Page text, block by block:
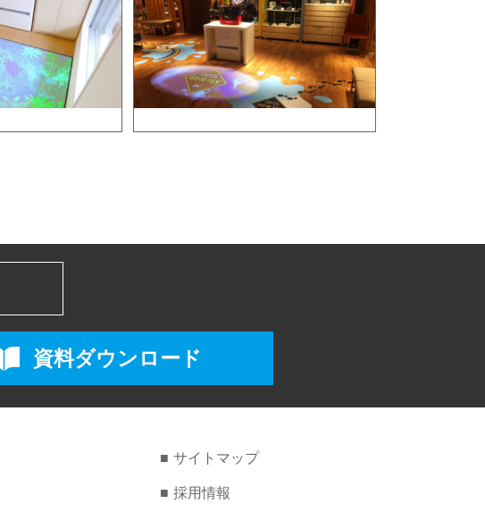
資料ダウンロード
サイトマップ
採用情報